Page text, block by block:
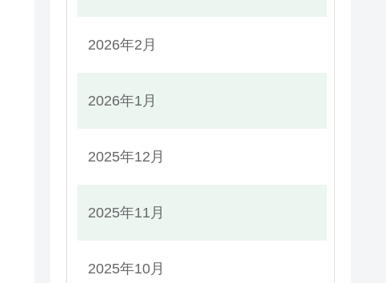
2026年2月
2026年1月
2025年12月
2025年11月
2025年10月